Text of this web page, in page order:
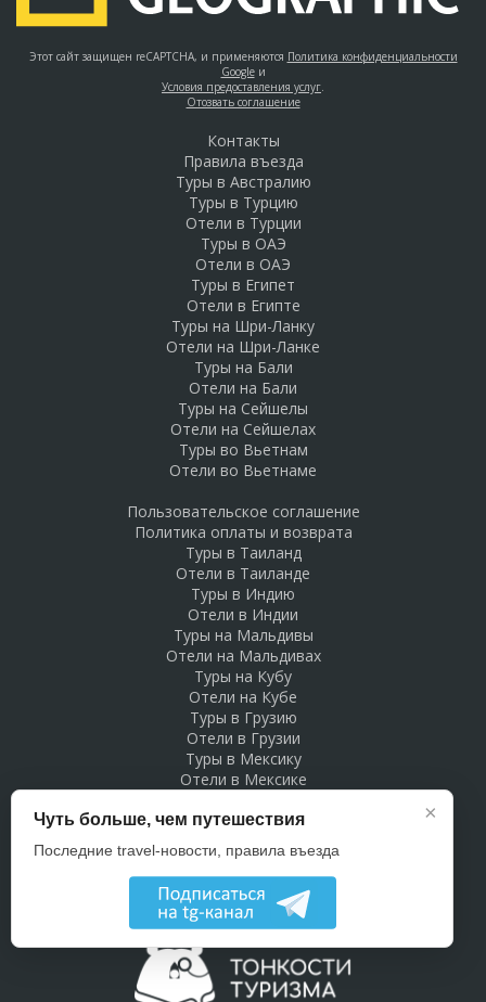
Этот сайт защищен reCAPTCHA, и применяются Политика конфиденциальности
Googleи
Условия предоставления услуг.
Отозвать соглашение
Контакты
Правила въезда
Туры в Австралию
Туры в Турцию
Отели в Турции
Туры в ОАЭ
Отели в ОАЭ
Туры в Египет
Отели в Египте
Туры на Шри-Ланку
Отели на Шри-Ланке
Туры на Бали
Отели на Бали
Туры на Сейшелы
Отели на Сейшелах
Туры во Вьетнам
Отели во Вьетнаме
Пользовательское соглашение
Политика оплаты и возврата
Туры в Таиланд
Отели в Таиланде
Туры в Индию
Отели в Индии
Туры на Мальдивы
Отели на Мальдивах
Туры на Кубу
Отели на Кубе
Туры в Грузию
Отели в Грузии
Туры в Мексику
Отели в Мексике
Отели в Доминикане
Отели в Беларуси
Рекламодателям
×
Чуть больше, чем путешествия
Последние travel-новости, правила въезда